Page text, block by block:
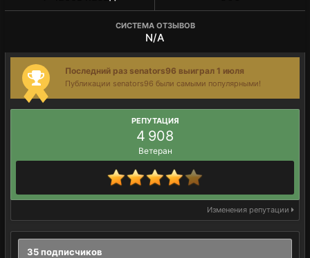
СИСТЕМА ОТЗЫВОВ
N/A
Последний раз senators96 выиграл 1 июля
Публикации senators96 были самыми популярными!
РЕПУТАЦИЯ
4 908
Ветеран
Изменения репутации
35 подписчиков